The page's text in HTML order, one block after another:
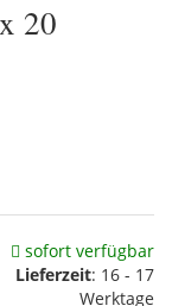
20
sofort verfügbar
Lieferzeit: 16 - 17
Werktage